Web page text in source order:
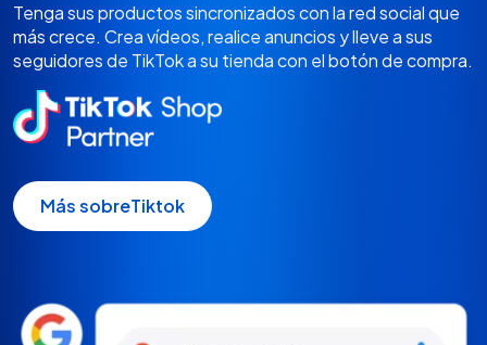
Tenga sus productos sincronizados con la red social que
más crece. Crea vídeos, realice anuncios y lleve a sus
seguidores de TikTok a su tienda con el botón de compra.
Más sobreTiktok